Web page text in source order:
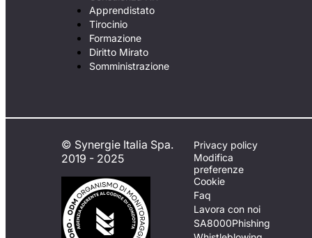
Apprendistato
Tirocinio
Formazione
Diritto Mirato
Somministrazione
© Synergie Italia Spa.
2019 - 2025
Privacy policy
Modifica
preferenze
Cookie
Faq
Lavora con noi
SA8000Phishing